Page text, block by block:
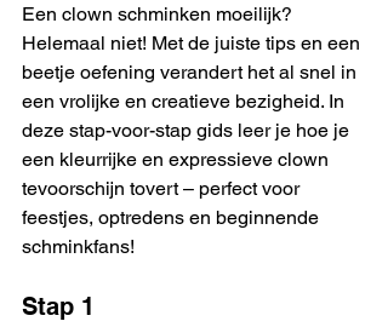
Een clown schminken moeilijk?
Helemaal niet! Met de juiste tips en een
beetje oefening verandert het al snel in
een vrolijke en creatieve bezigheid. In
deze stap-voor-stap gids leer je hoe je
een kleurrijke en expressieve clown
tevoorschijn tovert – perfect voor
feestjes, optredens en beginnende
schminkfans!
Stap 1